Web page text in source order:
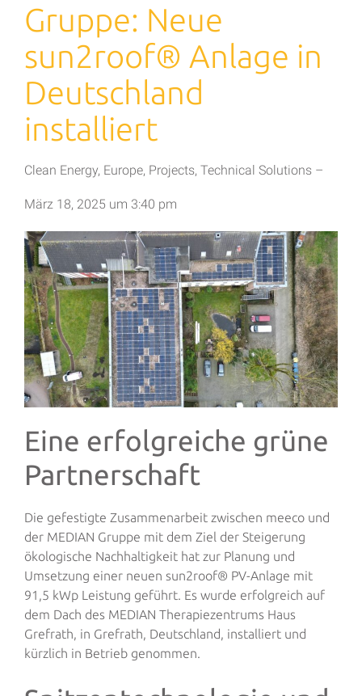
Gruppe: Neue
sun2roof® Anlage in
Deutschland
installiert
Clean Energy, Europe, Projects, Technical Solutions –
März 18, 2025 um 3:40 pm
Eine erfolgreiche grüne
Partnerschaft
Die gefestigte Zusammenarbeit zwischen meeco und
der MEDIAN Gruppe mit dem Ziel der Steigerung
ökologische Nachhaltigkeit hat zur Planung und
Umsetzung einer neuen sun2roof® PV-Anlage mit
91,5 kWp Leistung geführt. Es wurde erfolgreich auf
dem Dach des MEDIAN Therapiezentrums Haus
Grefrath, in Grefrath, Deutschland, installiert und
kürzlich in Betrieb genommen.